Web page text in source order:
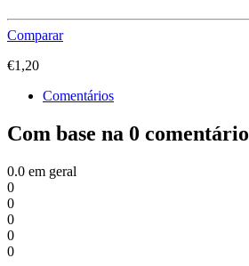
Comparar
€1,20
Comentários
Com base na 0
0.0 em geral
0
0
0
0
0